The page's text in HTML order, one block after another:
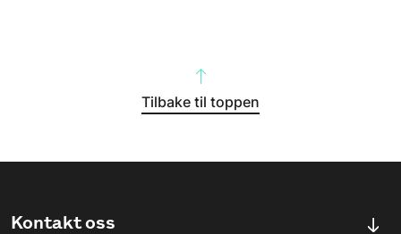
Tilbake til toppen
Kontakt oss